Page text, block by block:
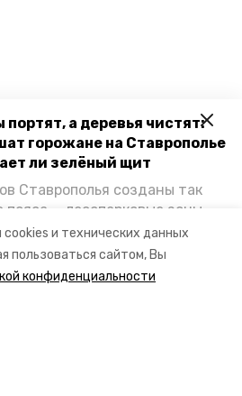
и технических данных
пользоваться сайтом, Вы
конфиденциальности
а деревья чистят:
горожане на Ставрополье
ли зелёный щит
Ставрополья созданы так
— лесопарковые зоны,
воздействие выхлопных
ли они с
автотранспорта и
жители края, узнала